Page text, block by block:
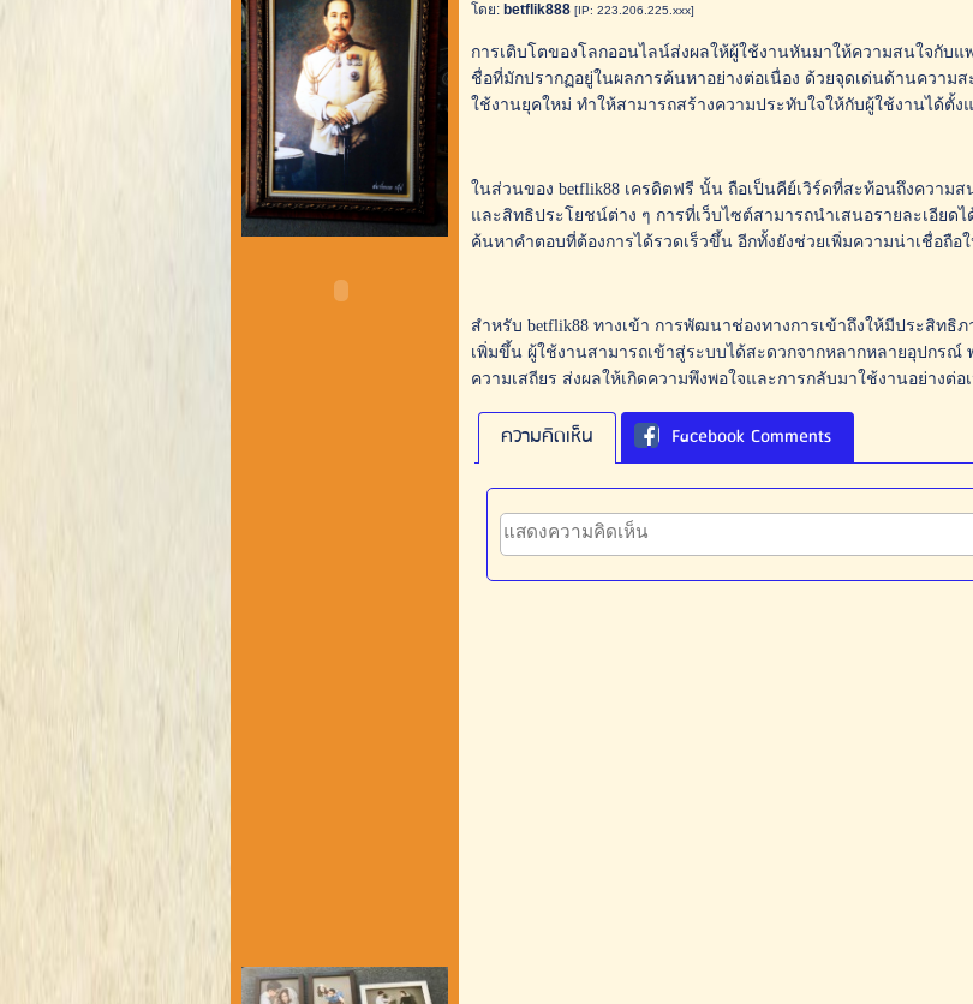
โดย:betflik888 [IP: 223.206.225.xxx]
การเติบโตของโลกออนไลน์ส่งผลให้ผู้ใช้งานหันมาให้ความสนใจกั
ชื่อที่มักปรากฏอยู่ในผลการค้นหาอย่างต่อเนื่อง ด้วยจุดเด่นด้านความ
ใช้งานยุคใหม่ ทำให้สามารถสร้างความประทับใจให้กับผู้ใช้งานได้ตั้ง
ในส่วนของ betflik88 เครดิตฟรี นั้น ถือเป็นคีย์เวิร์ดที่สะท้อนถึงความ
และสิทธิประโยชน์ต่าง ๆ การที่เว็บไซต์สามารถนำเสนอรายละเอียด
ค้นหาคำตอบที่ต้องการได้รวดเร็วขึ้น อีกทั้งยังช่วยเพิ่มความน่าเชื่อถื
สำหรับ betflik88 ทางเข้า การพัฒนาช่องทางการเข้าถึงให้มีประสิท
เพิ่มขึ้น ผู้ใช้งานสามารถเข้าสู่ระบบได้สะดวกจากหลากหลายอุปกร
ความเสถียร ส่งผลให้เกิดความพึงพอใจและการกลับมาใช้งานอย่างต่อ
ความคิดเห็น Facebook Comments